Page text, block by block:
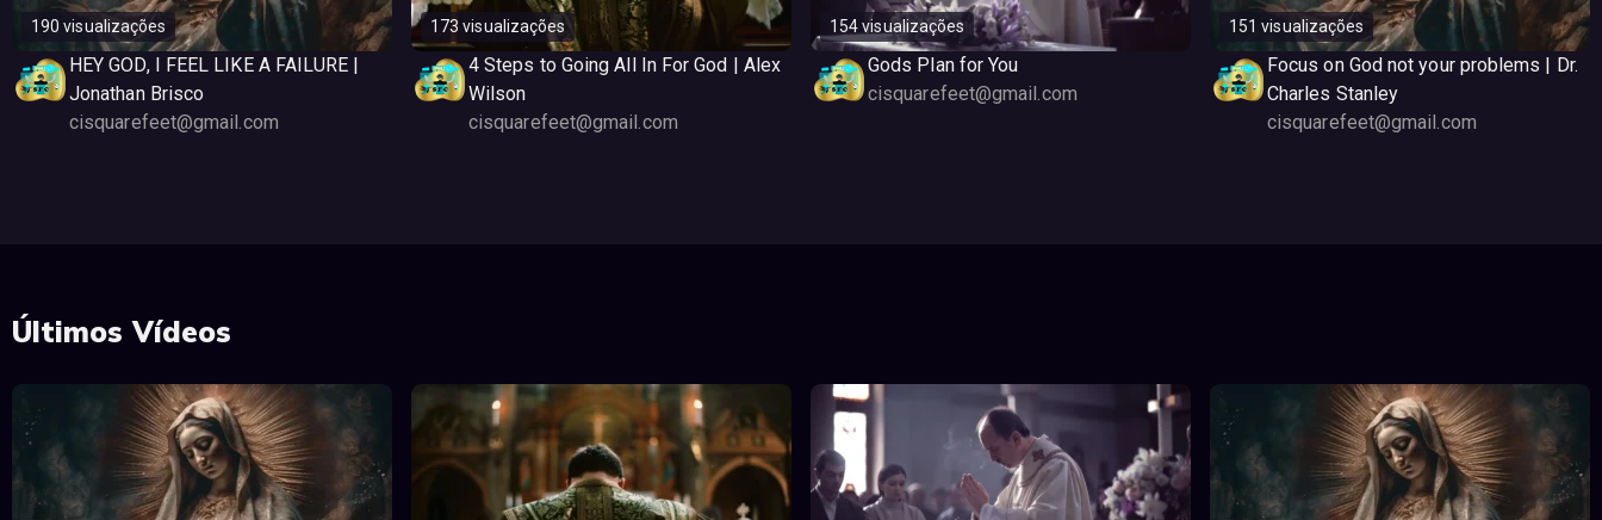
190 visualizações
HEY GOD, I FEEL LIKE A FAILURE |
Jonathan Brisco
cisquarefeet@gmail.com
173 visualizações
4 Steps to Going All In For God | Alex
Wilson
cisquarefeet@gmail.com
154 visualizações
Gods Plan for You
cisquarefeet@gmail.com
151 visualizações
Focus on God not your problems | Dr.
Charles Stanley
cisquarefeet@gmail.com
Últimos Vídeos